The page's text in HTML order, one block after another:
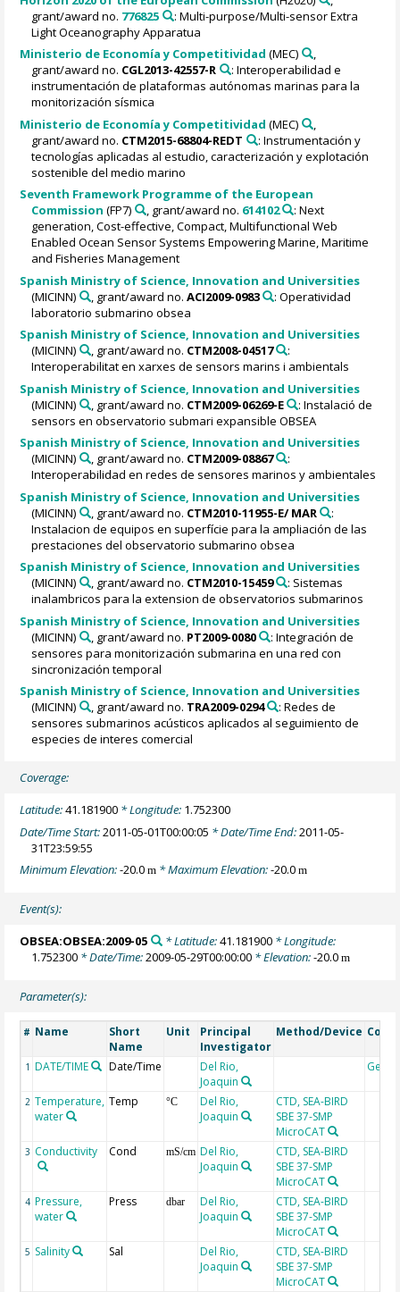
grant/award no. 776825
: Multi-purpose/Multi-sensor Extra
Light Oceanography Apparatua
Ministerio de Economía y Competitividad (MEC)
,
grant/award no. CGL2013-42557-R
: Interoperabilidad e
instrumentación de plataformas autónomas marinas para la
monitorización sísmica
Ministerio de Economía y Competitividad (MEC)
,
grant/award no. CTM2015-68804-REDT
: Instrumentación y
tecnologías aplicadas al estudio, caracterización y explotación
sostenible del medio marino
Seventh Framework Programme of the European
Commission (FP7) , grant/award no. 614102
: Next
generation, Cost-effective, Compact, Multifunctional Web
Enabled Ocean Sensor Systems Empowering Marine, Maritime
and Fisheries Management
Spanish Ministry of Science, Innovation and Universities
(MICINN)
, grant/award no. ACI2009-0983
: Operatividad
laboratorio submarino obsea
Spanish Ministry of Science, Innovation and Universities
(MICINN)
, grant/award no. CTM2008-04517
:
Interoperabilitat en xarxes de sensors marins i ambientals
Spanish Ministry of Science, Innovation and Universities
(MICINN)
, grant/award no. CTM2009-06269-E
: Instalació de
sensors en observatorio submari expansible OBSEA
Spanish Ministry of Science, Innovation and Universities
(MICINN)
, grant/award no. CTM2009-08867
:
Interoperabilidad en redes de sensores marinos y ambientales
Spanish Ministry of Science, Innovation and Universities
(MICINN)
, grant/award no. CTM2010-11955-E/ MAR
:
Instalacion de equipos en superfície para la ampliación de las
prestaciones del observatorio submarino obsea
Spanish Ministry of Science, Innovation and Universities
(MICINN)
, grant/award no. CTM2010-15459
: Sistemas
inalambricos para la extension de observatorios submarinos
Spanish Ministry of Science, Innovation and Universities
(MICINN)
, grant/award no. PT2009-0080
: Integración de
sensores para monitorización submarina en una red con
sincronización temporal
Spanish Ministry of Science, Innovation and Universities
(MICINN)
, grant/award no. TRA2009-0294
: Redes de
sensores submarinos acústicos aplicados al seguimiento de
especies de interes comercial
Coverage:
Latitude:41.181900 * Longitude: 1.752300
Date/Time Start:2011-05-01T00:00:05 * Date/Time End:2011-05-
31T23:59:55
Minimum Elevation:-20.0m * Maximum Elevation:-20.0m
Event(s):
OBSEA:OBSEA:2009-05 * Latitude:41.181900* Longitude:
1.752300 * Date/Time:2009-05-29T00:00:00 * Elevation:-20.0m
Parameter(s):
# Name
Short
Name
Unit
Principal
Investigator
Method/Device
1 DATE/TIME Date/Time
Del Rio,
Joaquin
2 Temperature,
water
Temp °C
Del Rio,
Joaquin
CTD, SEA-BIRD
SBE 37-SMP
MicroCAT
3 Conductivity Cond mS/cm Del Rio,
Joaquin
CTD, SEA-BIRD
SBE 37-SMP
MicroCAT
4 Pressure,
water
Press dbar
Del Rio,
Joaquin
CTD, SEA-BIRD
SBE 37-SMP
MicroCAT
5 Salinity Sal
Del Rio,
Joaquin
CTD, SEA-BIRD
SBE 37-SMP
MicroCAT